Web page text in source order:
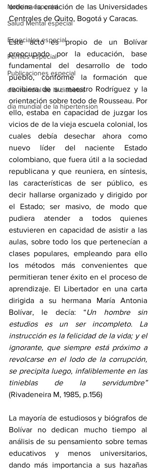
Noticias especial
Salud Mental especial
Especiales especial
Perfiles especial
Publicaciones especial
dia mundial de la diabetes
dia mundial de la hipertension
ordena la creación de las Universidades
Centrales de Quito, Bogotá y Caracas.
Este acto es propio de un Bolívar
preocupado por la educación, base
fundamental del desarrollo de todo
pueblo, conforme la formación que
recibiera de su maestro Rodríguez y la
orientación sobre todo de Rousseau. Por
ello, estaba en capacidad de juzgar los
vicios de de la vieja escuela colonial, los
cuales debía desechar ahora como
nuevo líder del naciente Estado
colombiano, que fuera útil a la sociedad
republicana y que reuniera, en síntesis,
las características de ser público, es
decir hallarse organizado y dirigido por
el Estado; ser masivo, de modo que
pudiera atender a todos quienes
estuvieren en capacidad de asistir a las
aulas, sobre todo los que pertenecían a
clases populares, empleando para ello
los métodos más convenientes que
permitieran tener éxito en el proceso de
aprendizaje. El Libertador en una carta
dirigida a su hermana María Antonia
Bolívar, le decía: “Un hombre sin
estudios es un ser incompleto. La
instrucción es la felicidad de la vida; y el
ignorante, que siempre está próximo a
revolcarse en el lodo de la corrupción,
se precipita luego, infaliblemente en las
tinieblas de la servidumbre”
(Rivadeneira M, 1985, p.156)
La mayoría de estudiosos y biógrafos de
Bolívar no dedican mucho tiempo al
análisis de su pensamiento sobre temas
educativos y menos universitarios,
dando más importancia a sus hazañas